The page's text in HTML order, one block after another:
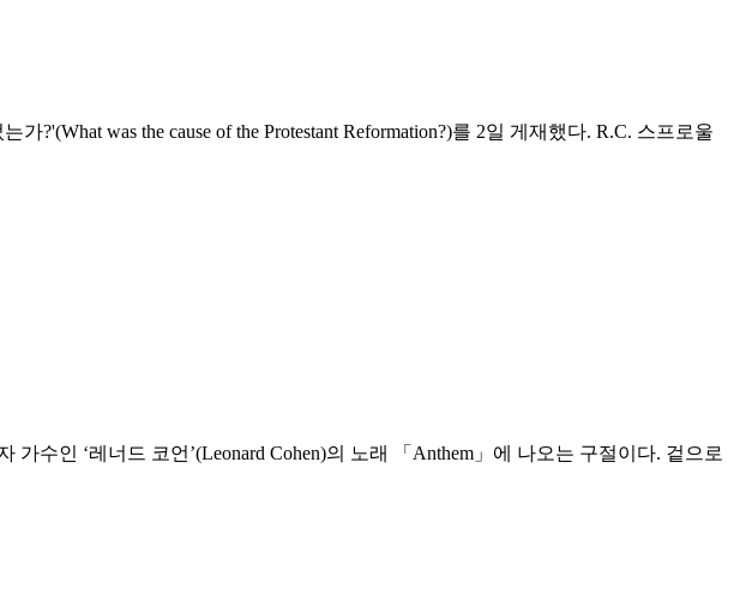
was the cause of the Protestant Reformation?)를 2일 게재했다. R.C. 스프로울
수인 ‘레너드 코언’(Leonard Cohen)의 노래 「Anthem」에 나오는 구절이다. 겉으로